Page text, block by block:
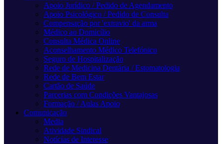
Apoio Jurídico / Pedido de Agendamento
Apoio Psicológico / Pedido de Consulta
Compensação por 'extravio' da arma
Médico ao Domicílio
Consulta Médica Online
Aconselhamento Médico Telefónico
Seguro de Hospitalização
Rede de Medicina Dentária / Estomatologia
Rede de Bem Estar
Cartão de Saúde
Parcerias com Condições Vantajosas
Formação / Aulas Apoio
Comunicação
Media
Atividade Sindical
Notícias de Interesse